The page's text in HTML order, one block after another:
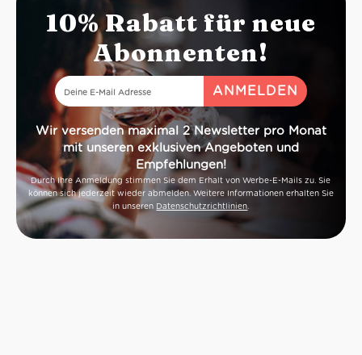
10% Rabatt für neue
Abonnenten!
Wir versenden maximal 2 Newsletter pro Monat
mit unseren exklusiven Angeboten und
Empfehlungen!
Durch Ihre Anmeldung stimmen Sie dem Erhalt von Werbe-E-Mails zu. Sie
können sich jederzeit wieder abmelden. Weitere Informationen erhalten Sie
in unseren Datenschutzrichtlinien.